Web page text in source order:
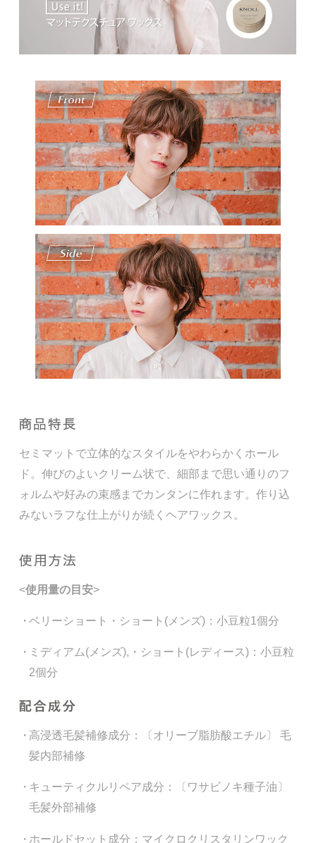
セミマットで立体的なスタイルをやわらかくホール
ド。伸びのよいクリーム状で、細部まで思い通りのフ
ォルムや好みの束感までカンタンに作れます。作り込
みないラフな仕上がりが続くヘアワックス。
<使用量の目安>
・ベリーショート・ショート(メンズ)：小豆粒1個分
・ ミディアム(メンズ),・ショート(レディース)：小豆粒
2個分
・高浸透毛髪補修成分：
〔オリーブ脂肪酸エチル〕 毛
髪内部補修
・キューティクルリペア成分：
〔ワサビノキ種子油〕
毛髪外部補修
・ホールドセット成分： マイクロクリスタリンワック